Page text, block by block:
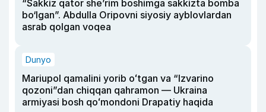
“Sakkiz qator she’rim boshimga sakkizta bomba
bo‘lgan”. Abdulla Oripovni siyosiy ayblovlardan
asrab qolgan voqea
Dunyo
Mariupol qamalini yorib oʻtgan va “Izvarino
qozoni”dan chiqqan qahramon — Ukraina
armiyasi bosh qoʻmondoni Drapatiy haqida